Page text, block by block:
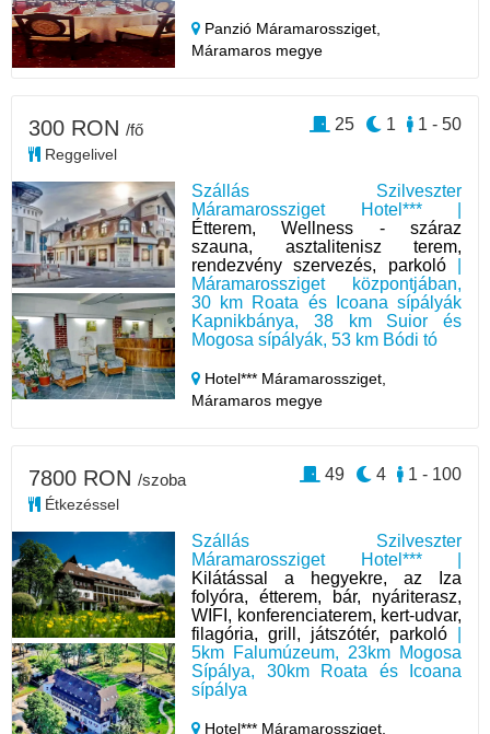
Panzió Máramarossziget,
Máramaros megye
Szállás Szilveszter
Máramarossziget Hotel*** |
Étterem, Wellness - száraz
szauna, asztalitenisz terem,
rendezvény szervezés, parkoló|
Máramarossziget központjában,
30 km Roata és Icoana sípályák
Kapnikbánya, 38 km Suior és
Mogosa sípályák, 53 km Bódi tó
Hotel*** Máramarossziget,
Máramaros megye
300 RON /fő
Reggelivel
1 - 50
1
25
Szállás Szilveszter
Máramarossziget Hotel*** |
Kilátással a hegyekre, az Iza
folyóra, étterem, bár, nyáriterasz,
WIFI, konferenciaterem, kert-udvar,
filagória, grill, játszótér, parkoló
5km Falumúzeum, 23km Mogosa
Sípálya, 30km Roata és Icoana
sípálya
Hotel*** Máramarossziget,
7800 RON /szoba
Étkezéssel
1 - 100
4
49